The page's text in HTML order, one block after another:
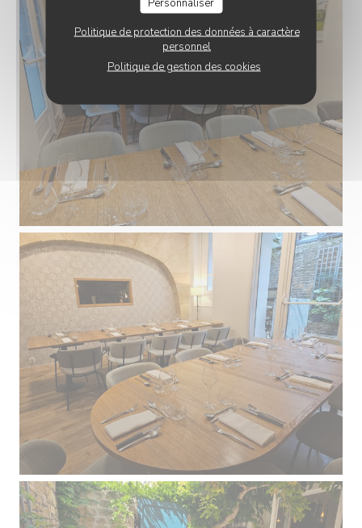
Politique de protection des données à caractère
personnel
Politique de gestion des cookies